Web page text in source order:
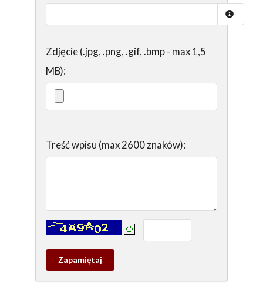
Zdjęcie (.jpg, .png, .gif, .bmp - max 1,5
MB):
Treść wpisu (max 2600 znaków):
Kontrola - wprowadź tekst z obrazka:
Zapamietaj
wpis